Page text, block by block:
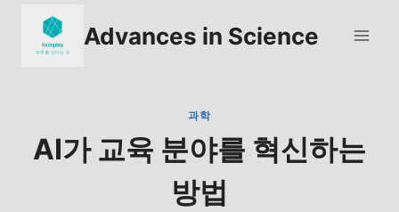
content
Advances in Science
과학
AI가 교육 분야를 혁신하는
방법